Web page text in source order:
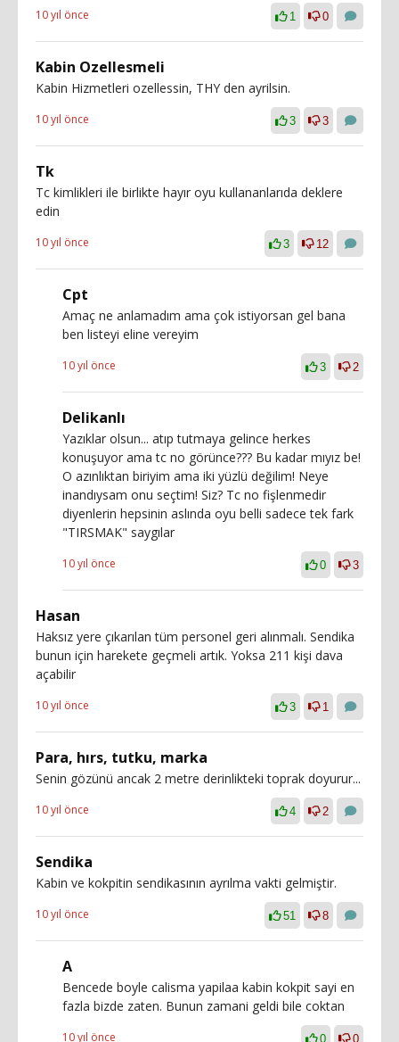
10 yıl önce 1 0
Kabin Ozellesmeli
Kabin Hizmetleri ozellessin, THY den ayrilsin.
10 yıl önce 3 3
Tk
Tc kimlikleri ile birlikte hayır oyu kullananlarıda deklere
edin
10 yıl önce 3 12
Cpt
Amaç ne anlamadım ama çok istiyorsan gel bana
ben listeyi eline vereyim
10 yıl önce 3 2
Delikanlı
Yazıklar olsun... atıp tutmaya gelince herkes
konuşuyor ama tc no görünce??? Bu kadar mıyız be!
O azınlıktan biriyim ama iki yüzlü değilim! Neye
inandıysam onu seçtim! Siz? Tc no fişlenmedir
diyenlerin hepsinin aslında oyu belli sadece tek fark
"TIRSMAK" saygılar
10 yıl önce 0 3
Hasan
Haksız yere çıkarılan tüm personel geri alınmalı. Sendika
bunun için harekete geçmeli artık. Yoksa 211 kişi dava
açabilir
10 yıl önce 3 1
Para, hırs, tutku, marka
Senin gözünü ancak 2 metre derinlikteki toprak doyurur...
10 yıl önce 4 2
Sendika
Kabin ve kokpitin sendikasının ayrılma vakti gelmiştir.
10 yıl önce 51 8
A
Bencede boyle calisma yapilaa kabin kokpit sayi en
fazla bizde zaten. Bunun zamani geldi bile coktan
10 yıl önce 0 0